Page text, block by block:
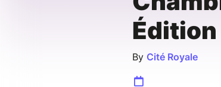
By Cité Royale